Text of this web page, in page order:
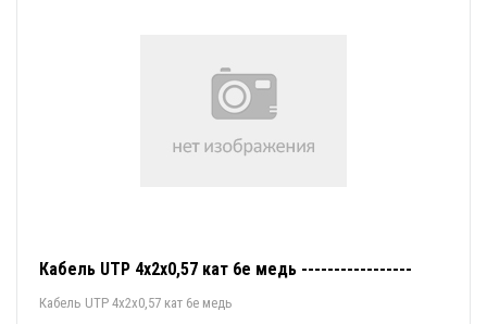
Кабель UTP 4х2х0,57 кат 6е медь -----------------
Кабель UTP 4х2х0,57 кат 6е медь